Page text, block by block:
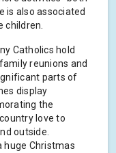
is also associated
Catholics hold
reunions and
parts of
display
the
love to
outside.
huge Christmas